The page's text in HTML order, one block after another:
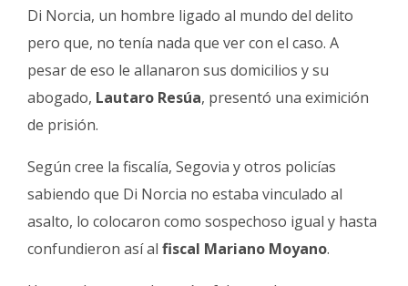
Di Norcia, un hombre ligado al mundo del delito
pero que, no tenía nada que ver con el caso. A
pesar de eso le allanaron sus domicilios y su
abogado, Lautaro Resúa, presentó una eximición
de prisión.
Según cree la fiscalía, Segovia y otros policías
sabiendo que Di Norcia no estaba vinculado al
asalto, lo colocaron como sospechoso igual y hasta
confundieron así al fiscal Mariano Moyano.